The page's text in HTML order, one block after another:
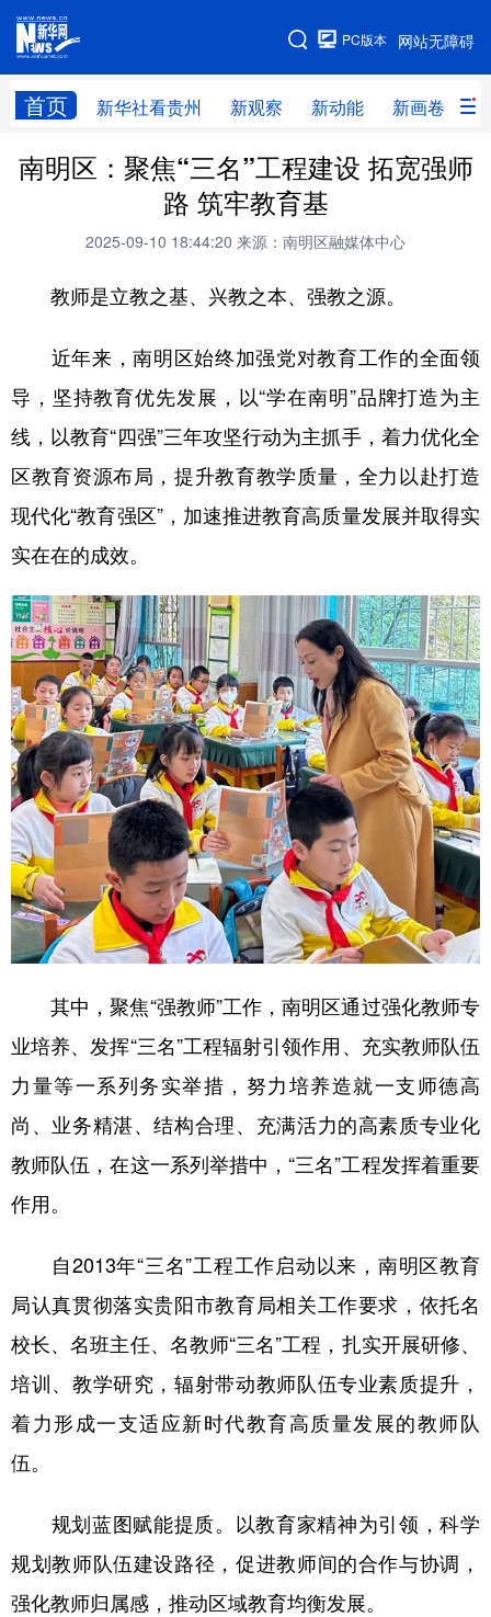
网站无障碍
PC版本
首页 新华社看贵州 新观察 新动能 新画卷
网站地图
新华社看贵州 新观察 新动能 新画卷
贵州领导 人事
直播
畅游贵州 数字贵州 律动贵州 健康贵州
光影贵州 部门之窗 县区直达 企业速递
融媒联播 贵阳 遵义 安顺
六盘水 毕节 铜仁 黔东南
黔南 黔西南
地方频道
北京 天津 河北 山西
辽宁 吉林 上海 江苏
浙江 安徽 福建 江西
山东 河南 湖北 湖南
广东 广西 海南 重庆
四川 贵州 云南 西藏
陕西 甘肃 青海 宁夏
新疆 内蒙古 黑龙江
多语种频道
English Español Français عربى
Русский язык 日本語 한국어
Deutsch Português
南明区：聚焦“三名”工程建设 拓宽强师
路 筑牢教育基
2025-09-10 18:44:20 来源：南明区融媒体中心
教师是立教之基、兴教之本、强教之源。
近年来，南明区始终加强党对教育工作的全面领
导，坚持教育优先发展，以“学在南明”品牌打造为主
线，以教育“四强”三年攻坚行动为主抓手，着力优化全
区教育资源布局，提升教育教学质量，全力以赴打造
现代化“教育强区”，加速推进教育高质量发展并取得实
实在在的成效。
其中，聚焦“强教师”工作，南明区通过强化教师专
业培养、发挥“三名”工程辐射引领作用、充实教师队伍
力量等一系列务实举措，努力培养造就一支师德高
尚、业务精湛、结构合理、充满活力的高素质专业化
教师队伍，在这一系列举措中，“三名”工程发挥着重要
作用。
自2013年“三名”工程工作启动以来，南明区教育
局认真贯彻落实贵阳市教育局相关工作要求，依托名
校长、名班主任、名教师“三名”工程，扎实开展研修、
培训、教学研究，辐射带动教师队伍专业素质提升，
着力形成一支适应新时代教育高质量发展的教师队
伍。
规划蓝图赋能提质。以教育家精神为引领，科学
规划教师队伍建设路径，促进教师间的合作与协调，
强化教师归属感，推动区域教育均衡发展。